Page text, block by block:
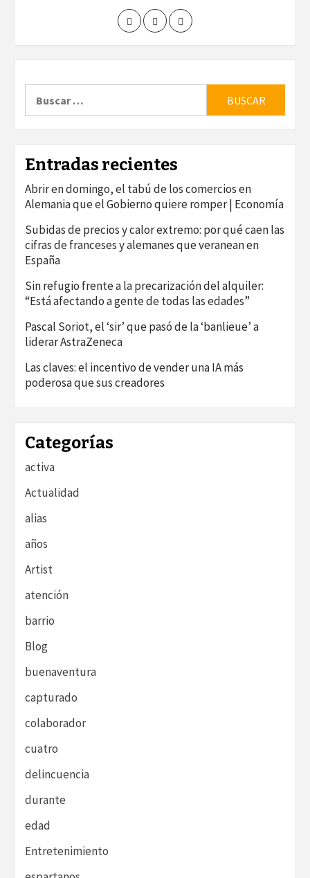
Entradas recientes
Abrir en domingo, el tabú de los comercios en
Alemania que el Gobierno quiere romper | Economía
Subidas de precios y calor extremo: por qué caen las
cifras de franceses y alemanes que veranean en
España
Sin refugio frente a la precarización del alquiler:
“Está afectando a gente de todas las edades”
Pascal Soriot, el ‘sir’ que pasó de la ‘banlieue’ a
liderar AstraZeneca
Las claves: el incentivo de vender una IA más
poderosa que sus creadores
Categorías
activa
Actualidad
alias
años
Artist
atención
barrio
Blog
buenaventura
capturado
colaborador
cuatro
delincuencia
durante
edad
Entretenimiento